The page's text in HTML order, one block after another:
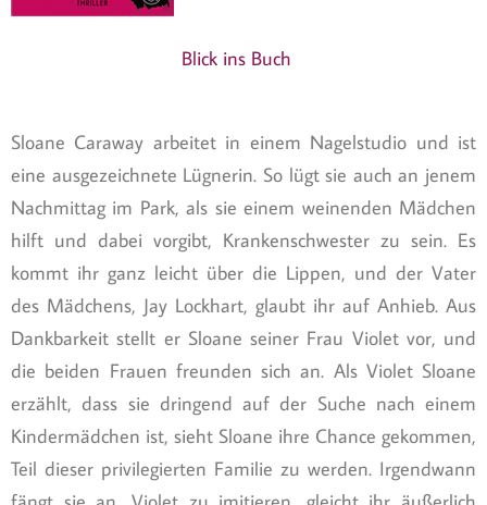
Blick ins Buch
Sloane Caraway arbeitet in einem Nagelstudio und ist
eine ausgezeichnete Lügnerin. So lügt sie auch an jenem
Nachmittag im Park, als sie einem weinenden Mädchen
hilft und dabei vorgibt, Krankenschwester zu sein. Es
kommt ihr ganz leicht über die Lippen, und der Vater
des Mädchens, Jay Lockhart, glaubt ihr auf Anhieb. Aus
Dankbarkeit stellt er Sloane seiner Frau Violet vor, und
die beiden Frauen freunden sich an. Als Violet Sloane
erzählt, dass sie dringend auf der Suche nach einem
Kindermädchen ist, sieht Sloane ihre Chance gekommen,
Teil dieser privilegierten Familie zu werden. Irgendwann